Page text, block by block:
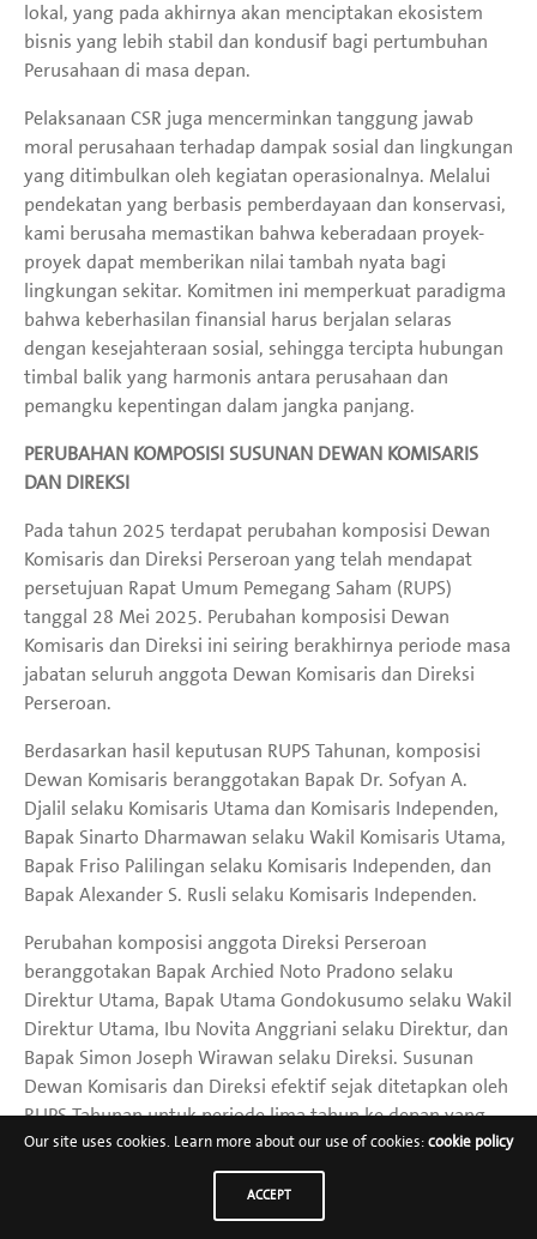
lokal, yang pada akhirnya akan menciptakan ekosistem
bisnis yang lebih stabil dan kondusif bagi pertumbuhan
Perusahaan di masa depan.
Pelaksanaan CSR juga mencerminkan tanggung jawab
moral perusahaan terhadap dampak sosial dan lingkungan
yang ditimbulkan oleh kegiatan operasionalnya. Melalui
pendekatan yang berbasis pemberdayaan dan konservasi,
kami berusaha memastikan bahwa keberadaan proyek-
proyek dapat memberikan nilai tambah nyata bagi
lingkungan sekitar. Komitmen ini memperkuat paradigma
bahwa keberhasilan finansial harus berjalan selaras
dengan kesejahteraan sosial, sehingga tercipta hubungan
timbal balik yang harmonis antara perusahaan dan
pemangku kepentingan dalam jangka panjang.
PERUBAHAN KOMPOSISI SUSUNAN DEWAN KOMISARIS
DAN DIREKSI
Pada tahun 2025 terdapat perubahan komposisi Dewan
Komisaris dan Direksi Perseroan yang telah mendapat
persetujuan Rapat Umum Pemegang Saham (RUPS)
tanggal 28 Mei 2025. Perubahan komposisi Dewan
Komisaris dan Direksi ini seiring berakhirnya periode masa
jabatan seluruh anggota Dewan Komisaris dan Direksi
Perseroan.
Berdasarkan hasil keputusan RUPS Tahunan, komposisi
Dewan Komisaris beranggotakan Bapak Dr. Sofyan A.
Djalil selaku Komisaris Utama dan Komisaris Independen,
Bapak Sinarto Dharmawan selaku Wakil Komisaris Utama,
Bapak Friso Palilingan selaku Komisaris Independen, dan
Bapak Alexander S. Rusli selaku Komisaris Independen.
Perubahan komposisi anggota Direksi Perseroan
beranggotakan Bapak Archied Noto Pradono selaku
Direktur Utama, Bapak Utama Gondokusumo selaku Wakil
Direktur Utama, Ibu Novita Anggriani selaku Direktur, dan
Bapak Simon Joseph Wirawan selaku Direksi. Susunan
Dewan Komisaris dan Direksi efektif sejak ditetapkan oleh
RUPS Tahunan untuk periode lima tahun ke depan yang
akan berakhir pada tahun 2030.
Direksi menyampaikan terima kasih dan apresiasi kepada
Bapak Thio Gwan Po Micky, Ibu Ping Handayani Hanli,
Our site uses cookies. Learn more about our use of cookies: cookie policy
ACCEPT